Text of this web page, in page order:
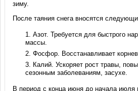
зиму.
После таяния снега вносятся
Азот. Требуется для быстрого
массы.
Фосфор. Восстанавливает
Калий. Ускоряет рост травы,
сезонным заболеваниям, засухе.
В период с конца июня до начала июля